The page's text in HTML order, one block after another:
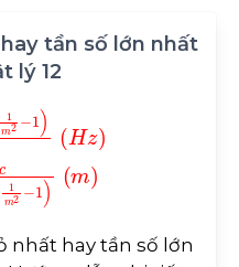
tần số lớn nhất
lý 12
m
h
nhất hay tần số lớn